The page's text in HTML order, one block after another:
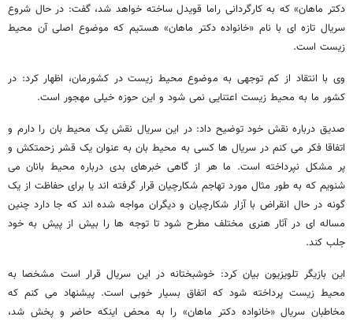
دکتر ماهان» که به کارگردانی راما قویدل ساخته خواهد شد، گفت: در حال شروع
سریال تازه ای با نام «خانواده دکتر ماهان» هستیم که موضوع اصلی آن محیط
زیست است.
وی با انتقاد از کم توجهی به موضوع محیط زیست در کشورمان، اظهار کرد: در
کشور ما به محیط زیست اعتنایی نمی شود و این حوزه خیلی مهجور است.
صدیق درباره نقش خود توضیح داد: در این سریال نقش یک محیط بان را دارم و
اتفاقا فکر می کنم در سریال ها کسی به محیط بان به عنوان یک قشر زحمتکش و
پر مشکل نپرداخته است. ما هر از گاهی خبرهای بدی درباره محیط بانان می
شنویم که به طور مثال مورد تهاجم شکارچیان قرار گرفته اند یا برای حفاظت از یک
گونه در حال انقراض با آزار شکارچیان و دیگران مواجه شده اند که جا دارد چنین
مساله ای در آثار هنری مختلف مطرح شود تا توجه ها را بیش از پیش به خود
جلب کند.
این بازیگر تلویزیون بیان کرد: خوشبختانه در این سریال قرار است مشخصا به
محیط زیست پرداخته شود که اتفاق بسیار خوبی است. پیشنهاد می کنم که
مخاطبان سریال «خانواده دکتر ماهان» را به محض اینکه حاضر و پخش شد،